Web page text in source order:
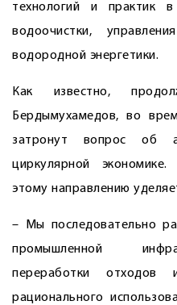
технологий и практик
водоочистки,
водородной энергетики.
Как известно,
Бердымухамедов, во
затронут вопрос об
циркулярной
этому направлению
– Мы последовательно
промышленной
переработки отходов
рационального